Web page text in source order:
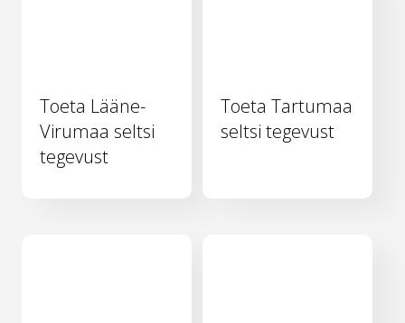
Toeta Lääne-
Virumaa seltsi
tegevust
Toeta Tartumaa
seltsi tegevust